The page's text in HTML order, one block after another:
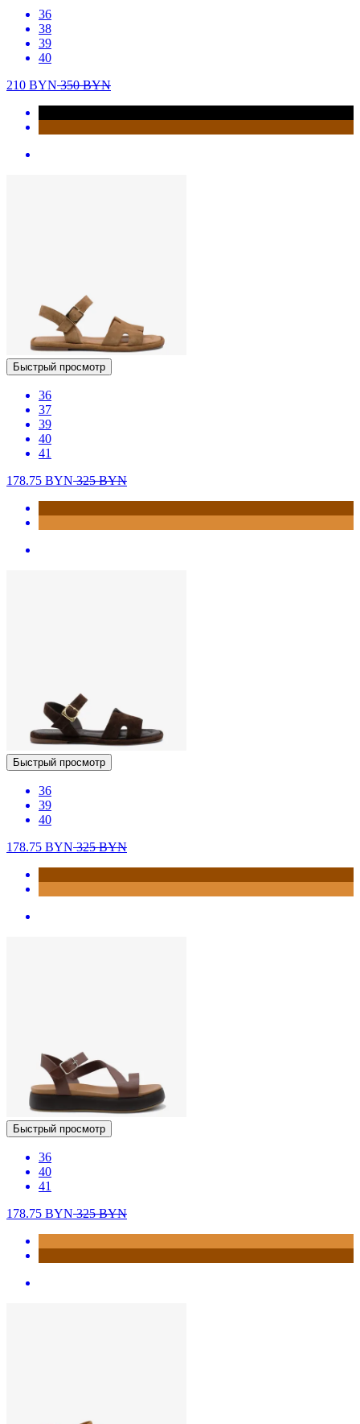
36
38
39
40
210 BYN350BYN
Быстрый просмотр
36
37
39
40
41
178.75 BYN325BYN
Быстрый просмотр
36
39
40
178.75 BYN325BYN
Быстрый просмотр
36
40
41
178.75 BYN325BYN